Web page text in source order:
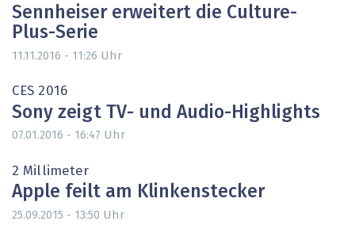
Sennheiser erweitert die Culture-
Plus-Serie
11.11.2016 - 11:26 Uhr
CES 2016
Sony zeigt TV- und Audio-Highlights
07.01.2016 - 16:47 Uhr
2 Millimeter
Apple feilt am Klinkenstecker
25.09.2015 - 13:50 Uhr